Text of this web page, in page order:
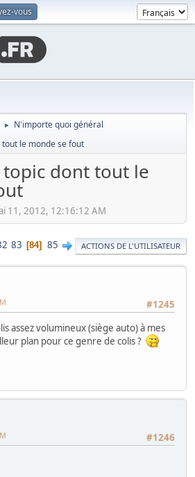
vous
► N'importe quoi général
le monde se fout
dont tout le
11, 2012, 12:16:12 AM
83 84 85 ACTIONS DE L'UTILISATEUR
#1245
assez volumineux (siège auto) à mes
plan pour ce genre de colis ?
#1246